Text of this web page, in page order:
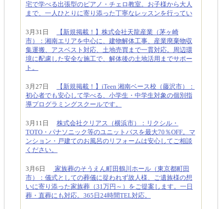
宅で学べる出張型のピアノ・チェロ教室。お子様から大人
まで、一人ひとりに寄り添った丁寧なレッスンを行ってい
3月31日
【新規掲載！】株式会社天龍産業（茅ヶ崎
市）：湘南エリアを中心に、建物解体工事、産業廃棄物収
集運搬、アスベスト対応、土地売買まで一貫対応。周辺環
境に配慮した安全な施工で、解体後の土地活用までサポー
ト。
3月27日
【新規掲載！】iTeen 湘南ベース校（藤沢市）：
初心者でも安心して学べる、小学生・中学生対象の個別指
導プログラミングスクールです。
3月11日 株式会社クリアス（横浜市）：リクシル・
TOTO・パナソニック等のユニットバスを最大70％OFF。マ
ンション・戸建てのお風呂のリフォームは安心してご相談
ください。
3月6日
家族葬のそうえん町田鶴川ホール（東京都町田
市）：儀式としての葬儀に捉われず故人様、ご遺族様の想
いに寄り添った家族葬（31万円～）をご提案します。一日
葬・直葬にも対応。365日24時間TEL対応。